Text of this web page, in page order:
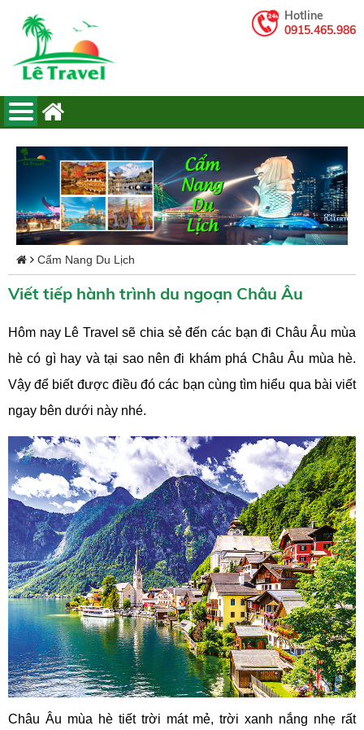
Hotline
0915.465.986
Cẩm Nang Du Lịch
Viết tiếp hành trình du ngoạn Châu Âu
Hôm nay Lê Travel sẽ chia sẻ đến các bạn đi Châu Âu mùa
hè có gì hay và tại sao nên đi khám phá Châu Âu mùa hè.
Vậy để biết được điều đó các bạn cùng tìm hiểu qua bài viết
ngay bên dưới này nhé.
Châu Âu mùa hè tiết trời mát mẻ, trời xanh nắng nhẹ rất